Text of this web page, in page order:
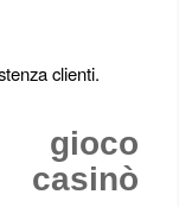
clienti.
casinò